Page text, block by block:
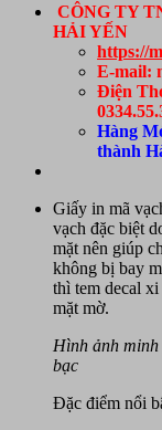
CÔNG TY
HẢI YẾN
https://
E-mail:
Điện
Hàng
thành
Giấy in mã
vạch đặc biệt
mặt nên giúp
không bị bay
thì tem decal
mặt mờ.
Hình ảnh
bạc
Đặc điểm nổi